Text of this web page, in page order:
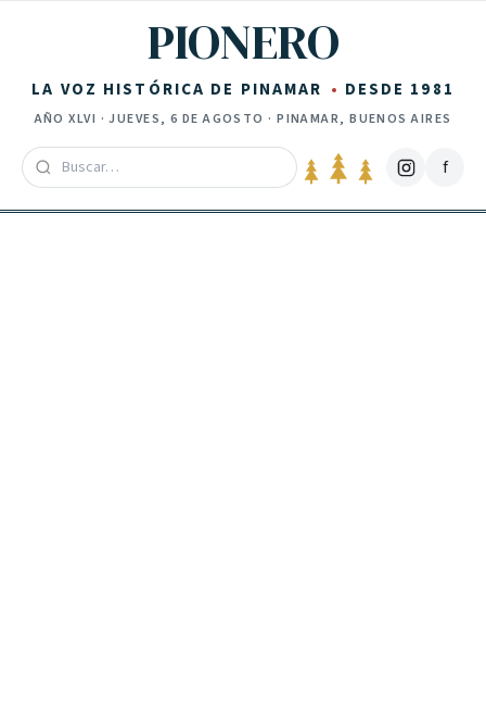
PIONERO
LA VOZ HISTÓRICA DE PINAMAR DESDE 1981
AÑOXLVI ·JUEVES, 6 DE AGOSTO · PINAMAR, BUENOS AIRES
f